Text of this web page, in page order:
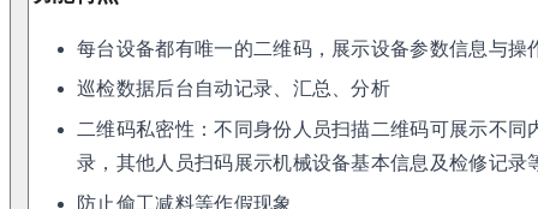
每台设备都有唯一的二维码，展示设备参数信息与操
巡检数据后台自动记录、汇总、分析
二维码私密性：不同身份人员扫描二维码可展示不
录，其他人员扫码展示机械设备基本信息及检修记录
防止偷工减料等作假现象